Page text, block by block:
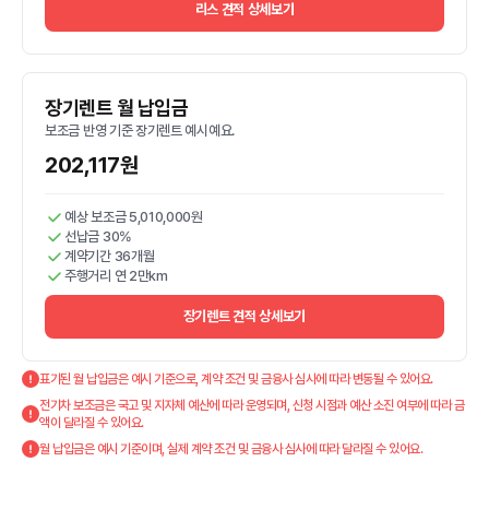
리스 견적 상세보기
장기렌트 월 납입금
보조금 반영 기준 장기렌트 예시예요.
202,117원
예상 보조금 5,010,000원
선납금 30%
계약기간 36개월
주행거리 연 2만km
장기렌트 견적 상세보기
표기된 월 납입금은 예시 기준으로, 계약 조건 및 금융사 심사에 따라 변동될 수 있어요.
전기차 보조금은 국고 및 지자체 예산에 따라 운영되며, 신청 시점과 예산 소진 여부에 따라 금
액이 달라질 수 있어요.
월 납입금은 예시 기준이며, 실제 계약 조건 및 금융사 심사에 따라 달라질 수 있어요.